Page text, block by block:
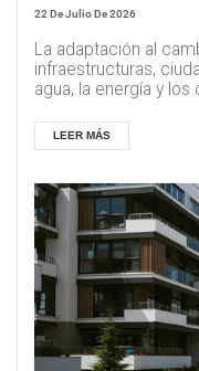
22 De Julio De 2026
La adaptación al
infraestructuras,
agua, la energía y los
LEER MÁS